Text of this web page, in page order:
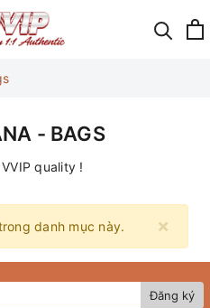
- BAGS
quality !
×
danh mục này.
Đăng ký